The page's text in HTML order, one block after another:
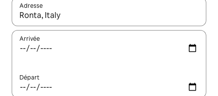
Adresse
Lorsque les résultats s'affichent, utilisez les flèches vers le
Arrivée
Départ